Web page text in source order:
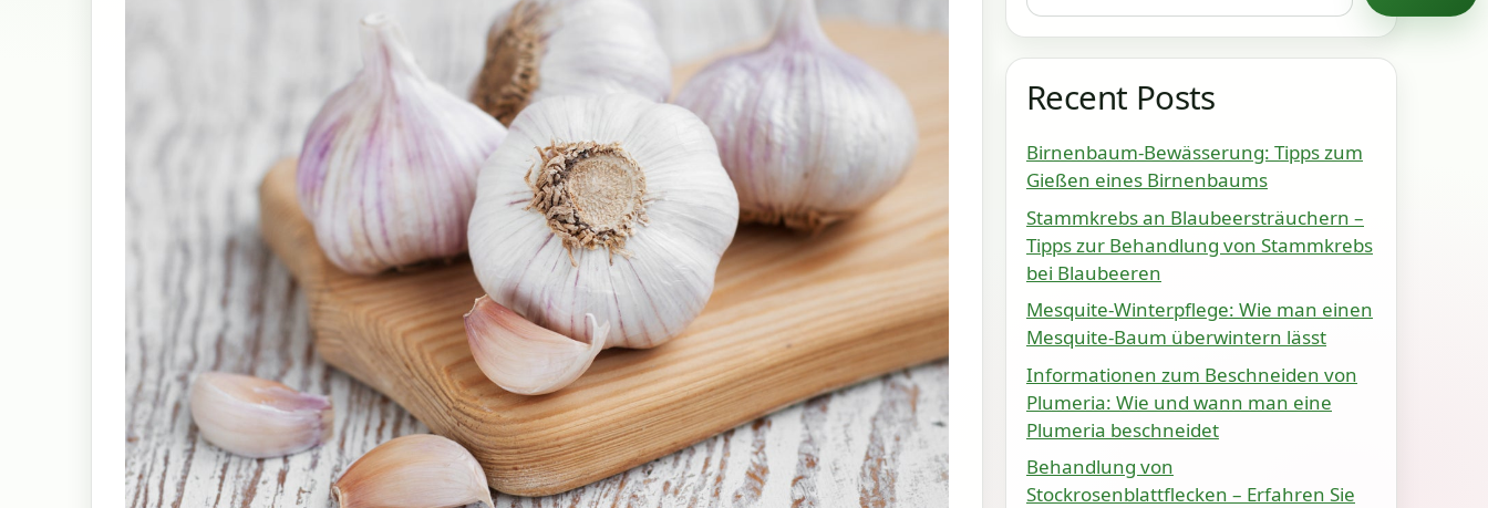
Recent Posts
Birnenbaum-Bewässerung: Tipps zum
Gießen eines Birnenbaums
Stammkrebs an Blaubeersträuchern –
Tipps zur Behandlung von Stammkrebs
bei Blaubeeren
Mesquite-Winterpflege: Wie man einen
Mesquite-Baum überwintern lässt
Informationen zum Beschneiden von
Plumeria: Wie und wann man eine
Plumeria beschneidet
Behandlung von
Stockrosenblattflecken – Erfahren Sie